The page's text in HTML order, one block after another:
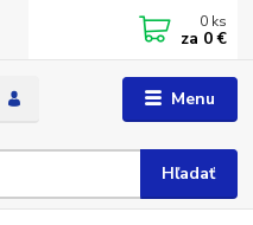
Menu
Hľadať
0 ks
za 0 €